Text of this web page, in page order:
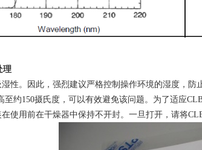
理
性。因此，强烈建议严格控制操作环境的湿度，防
至约150摄氏度，可以有效避免该问题。为了适应
使用前在干燥器中保持不开封。一旦打开，请将